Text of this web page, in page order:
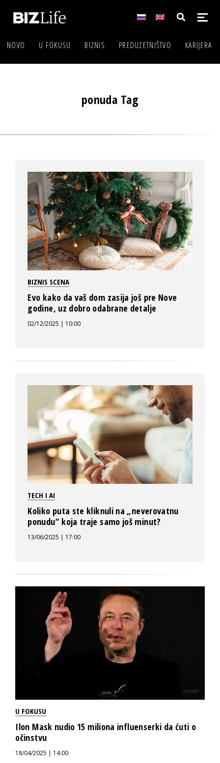
NOVO U FOKUSU BIZNIS PREDUZETNIŠTVO KARIJERA
ponuda Tag
BIZNIS SCENA
Evo kako da vaš dom zasija još pre Nove
godine, uz dobro odabrane detalje
02/12/2025 | 10:00
TECH I AI
Koliko puta ste kliknuli na „neverovatnu
ponudu“ koja traje samo još minut?
13/06/2025 | 17:00
U FOKUSU
Ilon Mask nudio 15 miliona influenserki da ćuti o
očinstvu
18/04/2025 | 14:00